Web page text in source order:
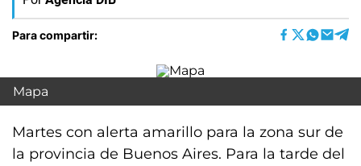
Para compartir:
Mapa
Martes con alerta amarillo para la zona sur de
la provincia de Buenos Aires. Para la tarde del